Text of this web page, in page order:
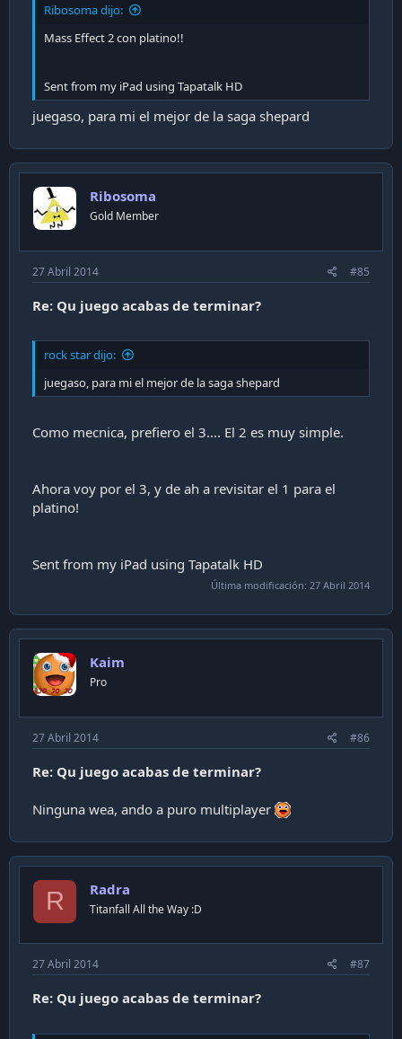
Ribosoma dijo:
Mass Effect 2 con platino!!
Sent from my iPad using Tapatalk HD
juegaso, para mi el mejor de la saga shepard
Ribosoma
Gold Member
27 Abril 2014 #85
Re: Qu juego acabas de terminar?
rock star dijo:
juegaso, para mi el mejor de la saga shepard
Como mecnica, prefiero el 3.... El 2 es muy simple.
Ahora voy por el 3, y de ah a revisitar el 1 para el
platino!
Sent from my iPad using Tapatalk HD
Última modificación: 27 Abril 2014
Kaim
Pro
27 Abril 2014 #86
Re: Qu juego acabas de terminar?
Ninguna wea, ando a puro multiplayer
R Radra
Titanfall All the Way :D
27 Abril 2014 #87
Re: Qu juego acabas de terminar?